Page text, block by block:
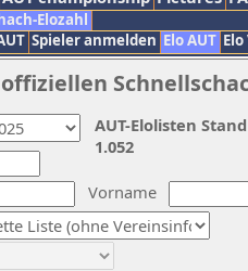
Elozahl
Spieler anmelden Elo AUT
Vorname
AUT-Elolisten
1.052